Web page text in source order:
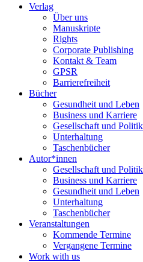
Verlag
Über uns
Manuskripte
Rights
Corporate Publishing
Kontakt & Team
GPSR
Barrierefreiheit
Bücher
Gesundheit und Leben
Business und Karriere
Gesellschaft und Politik
Unterhaltung
Taschenbücher
Autor*innen
Gesellschaft und Politik
Business und Karriere
Gesundheit und Leben
Unterhaltung
Taschenbücher
Veranstaltungen
Kommende Termine
Vergangene Termine
Work with us